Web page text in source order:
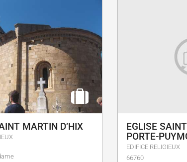
MARTIN D’HIX
EGLISE
PORTE-
EDIFICE RELIGIEUX
66760